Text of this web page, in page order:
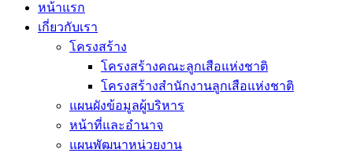
หน้าแรก
เกี่ยวกับเรา
โครงสร้าง
โครงสร้างคณะลูกเสือแห่งชาติ
โครงสร้างสำนักงานลูกเสือแห่งชาติ
แผนผังข้อมูลผู้บริหาร
หน้าที่และอำนาจ
แผนพัฒนาหน่วยงาน